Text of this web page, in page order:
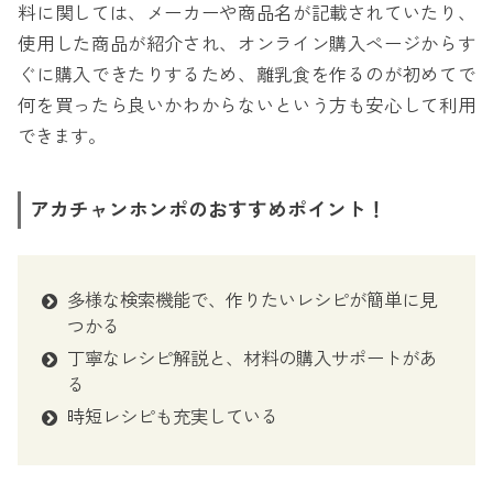
料に関しては、メーカーや商品名が記載されていたり、
使用した商品が紹介され、オンライン購入ページからす
ぐに購入できたりするため、離乳食を作るのが初めてで
何を買ったら良いかわからないという方も安心して利用
できます。
アカチャンホンポのおすすめポイント！
多様な検索機能で、作りたいレシピが簡単に見
つかる
丁寧なレシピ解説と、材料の購入サポートがあ
る
時短レシピも充実している